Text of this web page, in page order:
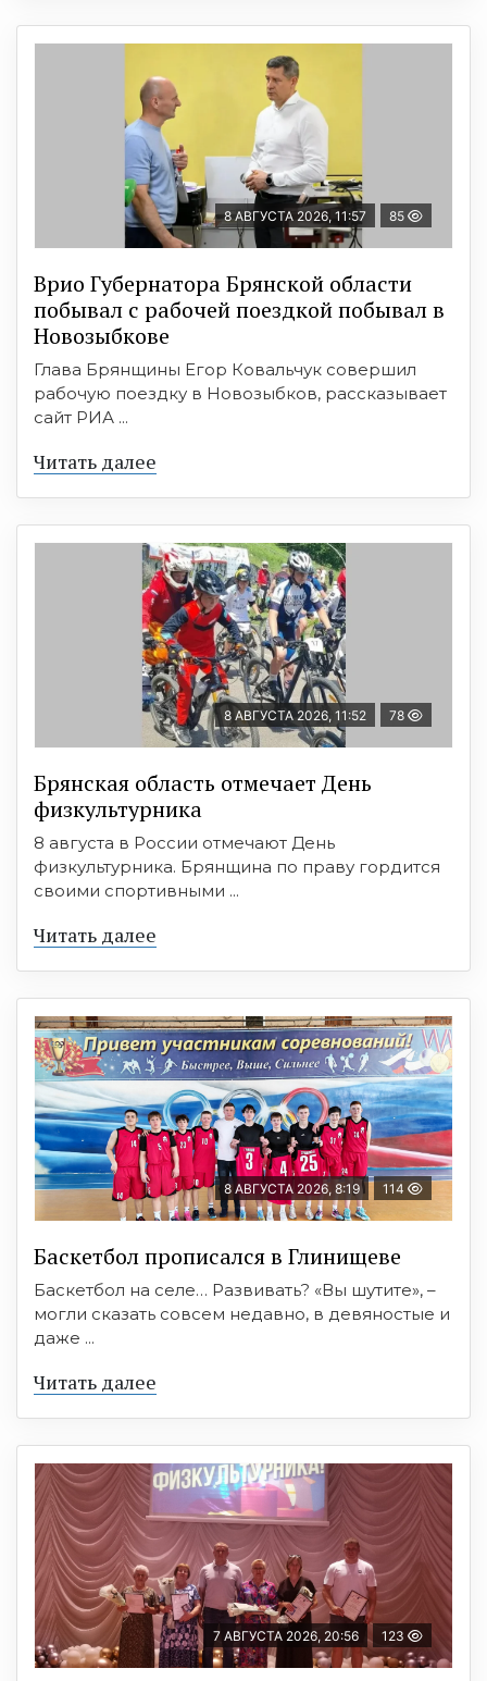
8 АВГУСТА 2026, 11:57 85
Врио Губернатора Брянской области
побывал с рабочей поездкой побывал в
Новозыбкове
Глава Брянщины Егор Ковальчук совершил
рабочую поездку в Новозыбков, рассказывает
сайт РИА ...
Читать далее
8 АВГУСТА 2026, 11:52 78
Брянская область отмечает День
физкультурника
8 августа в России отмечают День
физкультурника. Брянщина по праву гордится
своими спортивными ...
Читать далее
8 АВГУСТА 2026, 8:19 114
Баскетбол прописался в Глинищеве
Баскетбол на селе… Развивать? «Вы шутите», –
могли сказать совсем недавно, в девяностые и
даже ...
Читать далее
7 АВГУСТА 2026, 20:56 123